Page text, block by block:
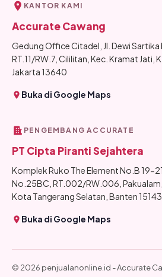
KANTOR KAMI
Accurate Cawang
Gedung Office Citadel, Jl. Dewi Sartika
RT.11/RW.7, Cililitan, Kec. Kramat Jati,
Jakarta 13640
Buka di Google Maps
PENGEMBANG ACCURATE
PT Cipta Piranti Sejahtera
Komplek Ruko The Element No.B 19-
No.25BC, RT.002/RW.006,
Kota Tangerang Selatan, Banten 15143
Buka di Google Maps
© 2026 penjualanonline.id - Accurate